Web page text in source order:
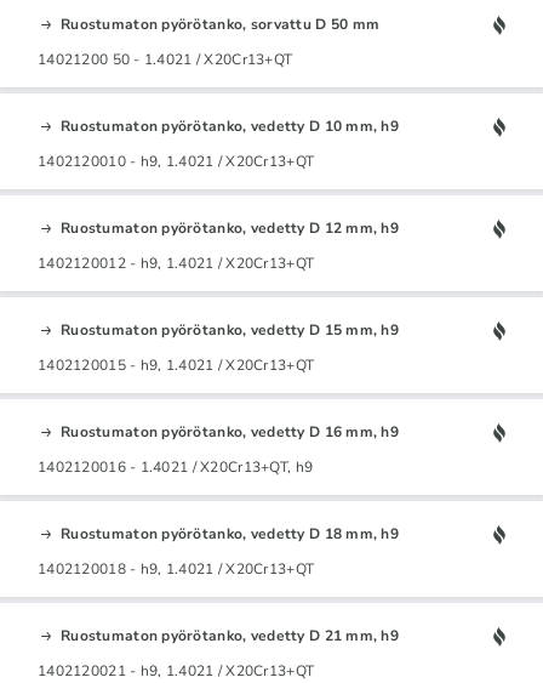
Ruostumaton pyörötanko, sorvattu D 50 mm
14021200 50 - 1.4021 / X20Cr13+QT
Ruostumaton pyörötanko, vedetty D 10 mm, h9
1402120010 - h9, 1.4021 / X20Cr13+QT
Ruostumaton pyörötanko, vedetty D 12 mm, h9
1402120012 - h9, 1.4021 / X20Cr13+QT
Ruostumaton pyörötanko, vedetty D 15 mm, h9
1402120015 - h9, 1.4021 / X20Cr13+QT
Ruostumaton pyörötanko, vedetty D 16 mm, h9
1402120016 - 1.4021 / X20Cr13+QT, h9
Ruostumaton pyörötanko, vedetty D 18 mm, h9
1402120018 - h9, 1.4021 / X20Cr13+QT
Ruostumaton pyörötanko, vedetty D 21 mm, h9
1402120021 - h9, 1.4021 / X20Cr13+QT